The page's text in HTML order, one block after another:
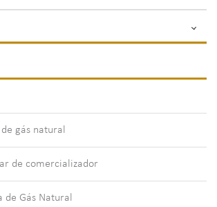
gás natural
de comercializador
de Gás Natural